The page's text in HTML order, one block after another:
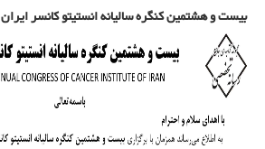
بیست و هشتمین کنگره سالیانه انستیتو کانسر ایران